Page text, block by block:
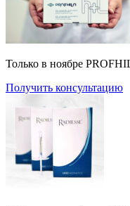
Только в ноябре
Получить консультацию